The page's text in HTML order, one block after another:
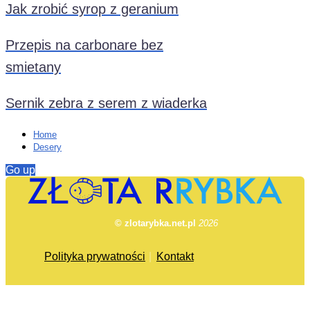
Jak zrobić syrop z geranium
Przepis na carbonare bez
smietany
Sernik zebra z serem z wiaderka
Home
Desery
Go up
© zlotarybka.net.pl 2026
Polityka prywatności Kontakt